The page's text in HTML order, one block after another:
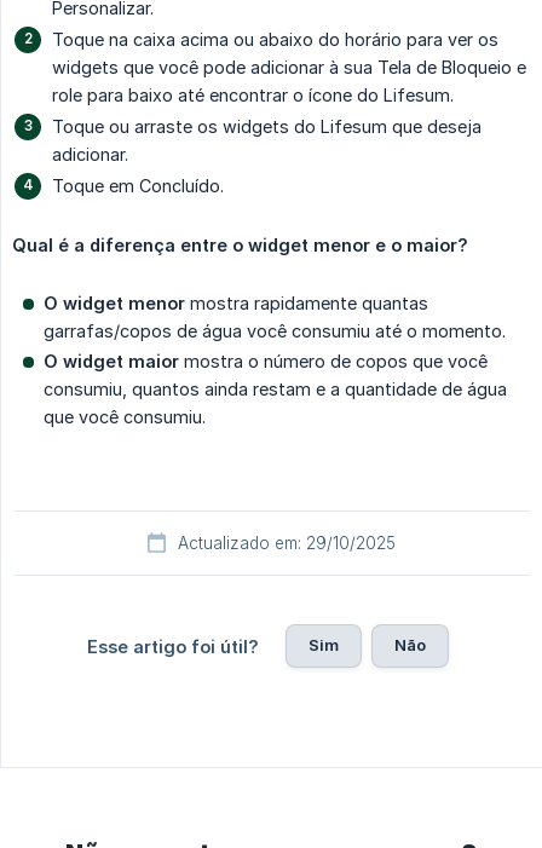
Personalizar.
Toque na caixa acima ou abaixo do horário para ver os
widgets que você pode adicionar à sua Tela de Bloqueio e
role para baixo até encontrar o ícone do Lifesum.
Toque ou arraste os widgets do Lifesum que deseja
adicionar.
Toque em Concluído.
Qual é a diferença entre o widget menor e o maior?
O widget menor mostra rapidamente quantas
garrafas/copos de água você consumiu até o momento.
O widget maior mostra o número de copos que você
consumiu, quantos ainda restam e a quantidade de água
que você consumiu.
Actualizado em: 29/10/2025
Esse artigo foi útil? Sim Não